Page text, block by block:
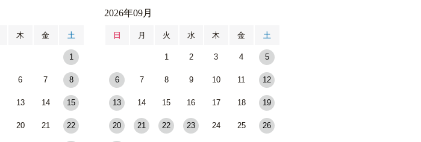
木 金 土
1
6 7 8
13 14 15
20 21 22
2026年09月
日 月 火 水 木 金 土
1 2 3 4 5
6 7 8 9 10 11 12
13 14 15 16 17 18 19
20 21 22 23 24 25 26